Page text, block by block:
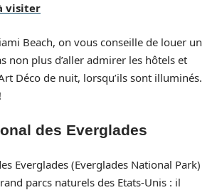
visiter
Beach, on vous conseille de louer un
non plus d’aller admirer les hôtels et
Déco de nuit, lorsqu’ils sont illuminés.
des Everglades
Everglades (Everglades National Park)
parcs naturels des Etats-Unis : il